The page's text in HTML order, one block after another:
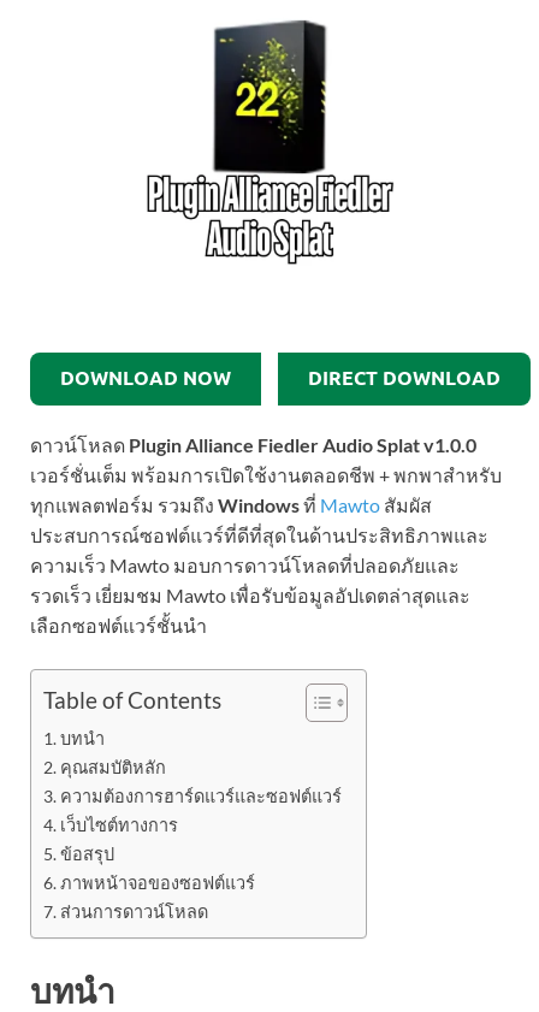
DOWNLOAD NOW DIRECT DOWNLOAD
ดาวน์โหลด Plugin Alliance Fiedler Audio Splat v1.0.0
เวอร์ชั่นเต็ม พร้อมการเปิดใช้งานตลอดชีพ + พกพาสำหรับ
ทุกแพลตฟอร์ม รวมถึง Windowsที่ Mawto สัมผัส
ประสบการณ์ซอฟต์แวร์ที่ดีที่สุดในด้านประสิทธิภาพและ
ความเร็ว Mawto มอบการดาวน์โหลดที่ปลอดภัยและ
รวดเร็ว เยี่ยมชม Mawto เพื่อรับข้อมูลอัปเดตล่าสุดและ
เลือกซอฟต์แวร์ชั้นนำ
Table of Contents
บทนำ
คุณสมบัติหลัก
ความต้องการฮาร์ดแวร์และซอฟต์แวร์
เว็บไซต์ทางการ
ข้อสรุป
ภาพหน้าจอของซอฟต์แวร์
ส่วนการดาวน์โหลด
บทนำ